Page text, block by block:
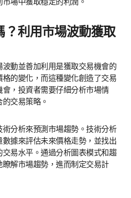
？利用市場波動獲取
動並善加利用是獲取交易機會的
的變化，而這種變化創造了交易
，投資者需要仔細分析市場情
交易策略。
分析來預測市場趨勢。技術分析
據來評估未來價格走勢，並找出
易水平。通過分析圖表模式和趨
解市場趨勢，進而制定交易計